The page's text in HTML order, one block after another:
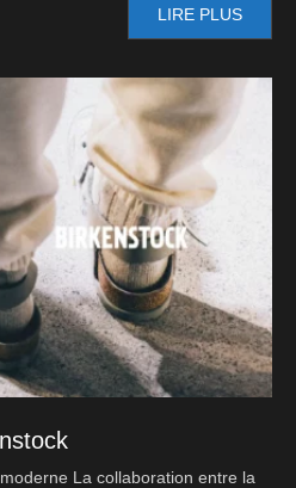
LIRE PLUS
La collaboration entre la